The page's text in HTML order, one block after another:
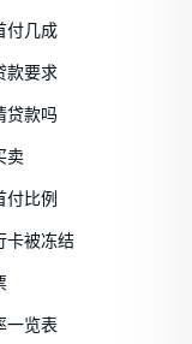
付几成
款要求
贷款吗
卖
付比例
卡被冻结
一览表